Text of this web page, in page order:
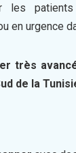
les
en urgence
très
de la